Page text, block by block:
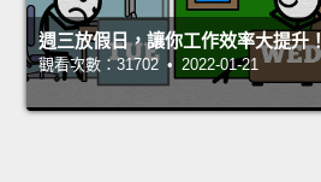
週三放假日，讓你工作效率大提升！
觀看次數：31702 • 2022-01-21